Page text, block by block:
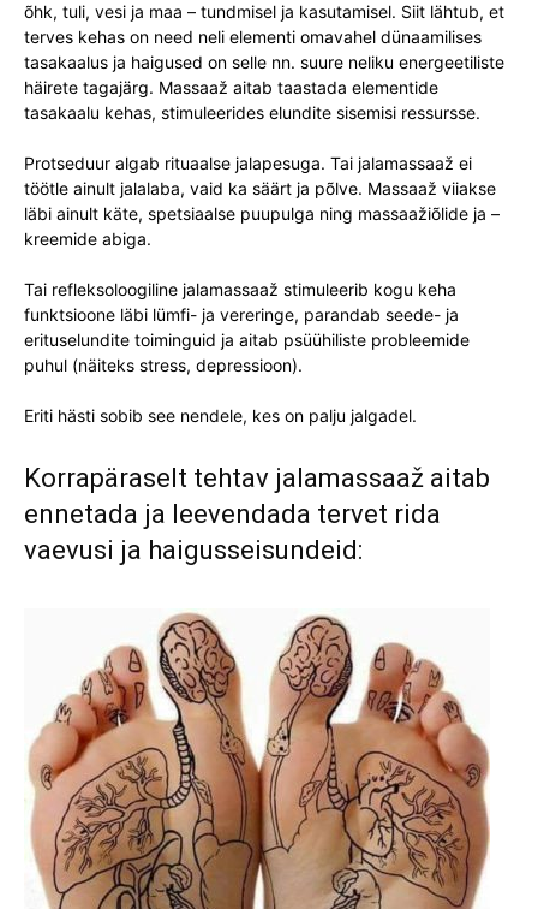
õhk, tuli, vesi ja maa – tundmisel ja kasutamisel. Siit lähtub, et
terves kehas on need neli elementi omavahel dünaamilises
tasakaalus ja haigused on selle nn. suure neliku energeetiliste
häirete tagajärg. Massaaž aitab taastada elementide
tasakaalu kehas, stimuleerides elundite sisemisi ressursse.
Protseduur algab rituaalse jalapesuga. Tai jalamassaaž ei
töötle ainult jalalaba, vaid ka säärt ja põlve. Massaaž viiakse
läbi ainult käte, spetsiaalse puupulga ning massaažiõlide ja –
kreemide abiga.
Tai refleksoloogiline jalamassaaž stimuleerib kogu keha
funktsioone läbi lümfi- ja vereringe, parandab seede- ja
erituselundite toiminguid ja aitab psüühiliste probleemide
puhul (näiteks stress, depressioon).
Eriti hästi sobib see nendele, kes on palju jalgadel.
Korrapäraselt tehtav jalamassaaž aitab
ennetada ja leevendada tervet rida
vaevusi ja haigusseisundeid: